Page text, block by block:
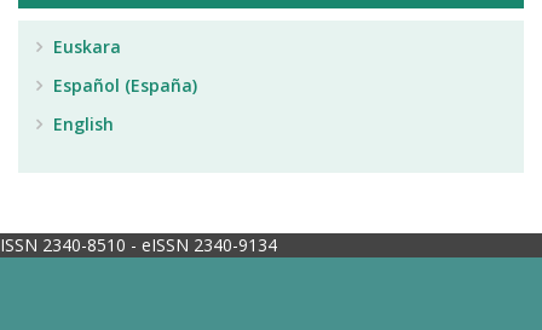
Euskara
Español (España)
English
ISSN 2340-8510 - eISSN 2340-9134